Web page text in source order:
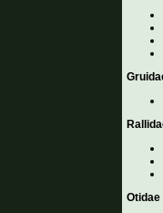
Otidae